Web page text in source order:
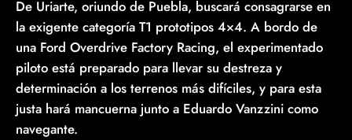
De Uriarte, oriundo de Puebla, buscará consagrarse en
la exigente categoría T1 prototipos 4×4. A bordo de
una Ford Overdrive Factory Racing, el experimentado
piloto está preparado para llevar su destreza y
determinación a los terrenos más difíciles, y para esta
justa hará mancuerna junto a Eduardo Vanzzini como
navegante.